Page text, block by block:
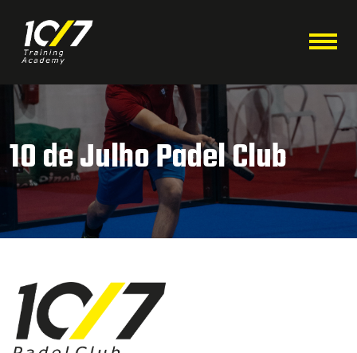
10 de Julho Padel Club